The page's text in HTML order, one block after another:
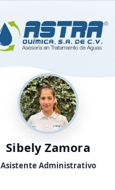
Sibely Zamora
Asistente Administrativo